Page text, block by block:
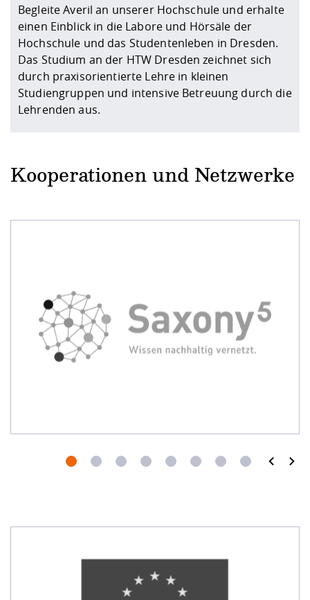
Begleite Averil an unserer Hochschule und erhalte
einen Einblick in die Labore und Hörsäle der
Hochschule und das Studentenleben in Dresden.
Das Studium an der HTW Dresden zeichnet sich
durch praxisorientierte Lehre in kleinen
Studiengruppen und intensive Betreuung durch die
Lehrenden aus.
Kooperationen und Netzwerke